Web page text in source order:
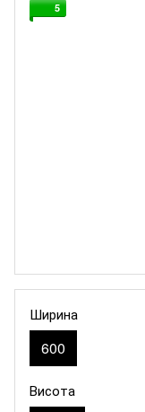
5
Ширина
600
Висота